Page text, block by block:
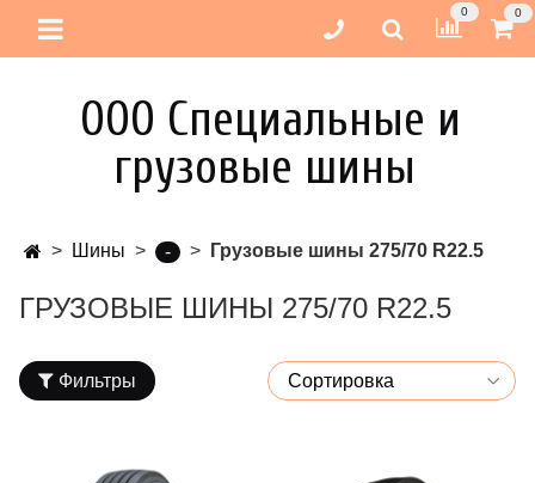
0 0
ООО Специальные и
грузовые шины
Шины - Грузовые шины 275/70 R22.5
ГРУЗОВЫЕ ШИНЫ 275/70 R22.5
Фильтры